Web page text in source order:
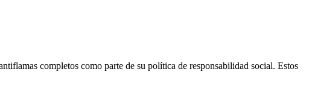
completos como parte de su política de responsabilidad social. Estos